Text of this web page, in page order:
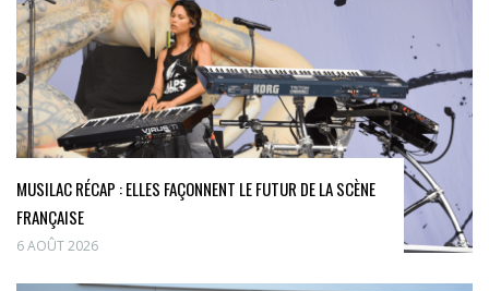
MUSILAC RÉCAP : ELLES FAÇONNENT LE FUTUR DE LA SCÈNE
FRANÇAISE
6 AOÛT 2026